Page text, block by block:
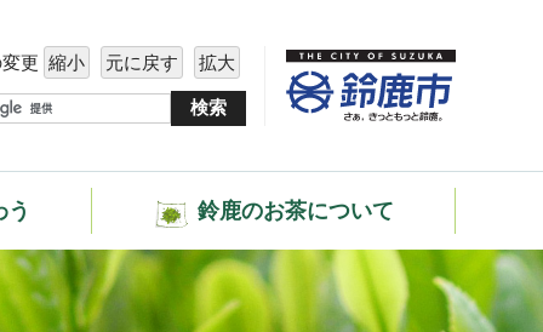
更 縮小 元に戻す 拡大
う 鈴鹿のお茶について